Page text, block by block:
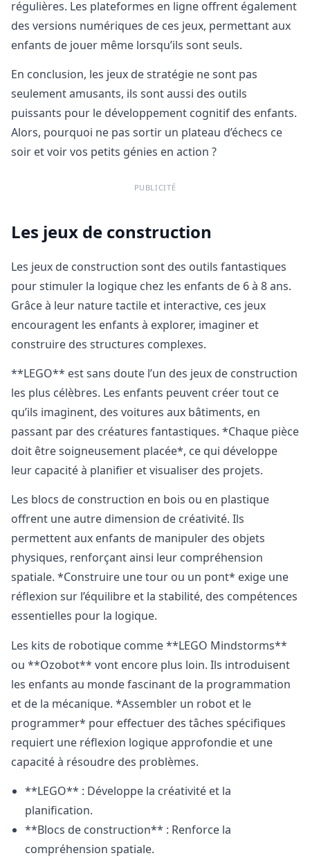
régulières. Les plateformes en ligne offrent également
des versions numériques de ces jeux, permettant aux
enfants de jouer même lorsqu’ils sont seuls.
En conclusion, les jeux de stratégie ne sont pas
seulement amusants, ils sont aussi des outils
puissants pour le développement cognitif des enfants.
Alors, pourquoi ne pas sortir un plateau d’échecs ce
soir et voir vos petits génies en action ?
PUBLICITÉ
Les jeux de construction
Les jeux de construction sont des outils fantastiques
pour stimuler la logique chez les enfants de 6 à 8 ans.
Grâce à leur nature tactile et interactive, ces jeux
encouragent les enfants à explorer, imaginer et
construire des structures complexes.
**LEGO** est sans doute l’un des jeux de construction
les plus célèbres. Les enfants peuvent créer tout ce
qu’ils imaginent, des voitures aux bâtiments, en
passant par des créatures fantastiques. *Chaque pièce
doit être soigneusement placée*, ce qui développe
leur capacité à planifier et visualiser des projets.
Les blocs de construction en bois ou en plastique
offrent une autre dimension de créativité. Ils
permettent aux enfants de manipuler des objets
physiques, renforçant ainsi leur compréhension
spatiale. *Construire une tour ou un pont* exige une
réflexion sur l’équilibre et la stabilité, des compétences
essentielles pour la logique.
Les kits de robotique comme **LEGO Mindstorms**
ou **Ozobot** vont encore plus loin. Ils introduisent
les enfants au monde fascinant de la programmation
et de la mécanique. *Assembler un robot et le
programmer* pour effectuer des tâches spécifiques
requiert une réflexion logique approfondie et une
capacité à résoudre des problèmes.
**LEGO** : Développe la créativité et la
planification.
**Blocs de construction** : Renforce la
compréhension spatiale.